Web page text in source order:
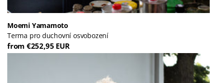
Moemi Yamamoto
Terma pro duchovní osvobození
from €252,95 EUR